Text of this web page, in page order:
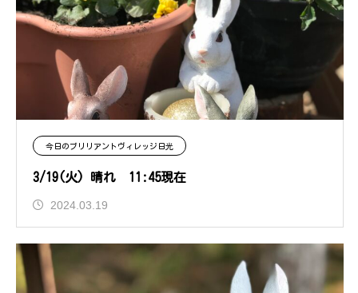
今日のブリリアントヴィレッジ日光
3/19(火) 晴れ 11:45現在
2024.03.19